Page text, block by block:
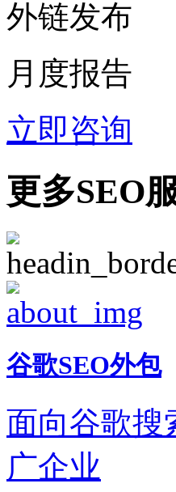
外链发布
月度报告
立即咨询
更多SEO
谷歌SEO外包
面向谷歌搜
广企业